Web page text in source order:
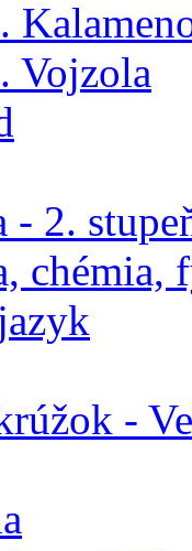
Vojzola
- 2.
chémia,
-